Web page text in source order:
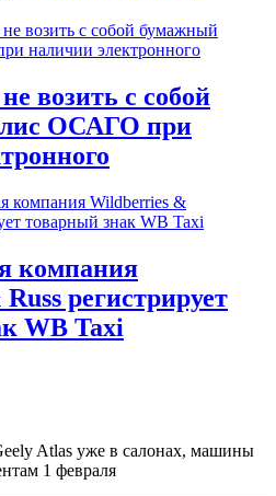
возить с собой
ОСАГО при
компания
регистрирует
WB Taxi
Atlas уже в салонах, машины
1 февраля